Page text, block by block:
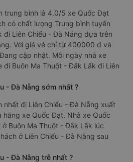
trung bình là 4.0/5 xe Quốc Đạt
có chất lượng Trung bình tuyến
đi Liên Chiểu - Đà Nẵng dựa trên
Với giá vé chỉ từ 400000 đ và
cập nhật. Mỗi ngày nhà xe
Buôn Ma Thuột - Đắk Lắk đi Liên
- Đà Nẵng sớm nhất ?
nhất đi Liên Chiểu - Đà Nẵng xuất
hãng xe Quốc Đạt. Nhà xe Quốc
Buôn Ma Thuột - Đắk Lắk lúc
ở Liên Chiểu - Đà Nẵng sau
- Đà Nẵng trễ nhất ?